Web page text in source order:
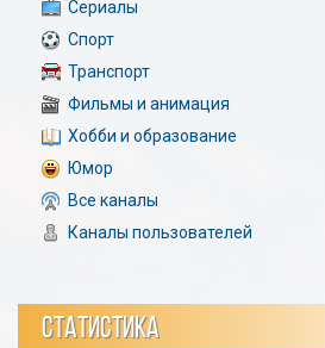
Сериалы
Спорт
Транспорт
Фильмы и анимация
Хобби и образование
Юмор
Все каналы
Каналы пользователей
СТАТИСТИКА